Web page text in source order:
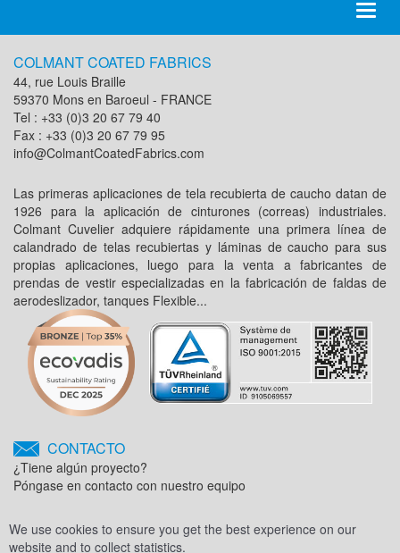
COLMANT COATED FABRICS
44, rue Louis Braille
59370 Mons en Baroeul - FRANCE
Tel : +33 (0)3 20 67 79 40
Fax : +33 (0)3 20 67 79 95
info@ColmantCoatedFabrics.com
Las primeras aplicaciones de tela recubierta de caucho datan de
1926 para la aplicación de cinturones (correas) industriales.
Colmant Cuvelier adquiere rápidamente una primera línea de
calandrado de telas recubiertas y láminas de caucho para sus
propias aplicaciones, luego para la venta a fabricantes de
prendas de vestir especializadas en la fabricación de faldas de
aerodeslizador, tanques Flexible...
CONTACTO
¿Tiene algún proyecto?
Póngase en contacto con nuestro equipo
We use cookies to ensure you get the best experience on our
website and to collect statistics.